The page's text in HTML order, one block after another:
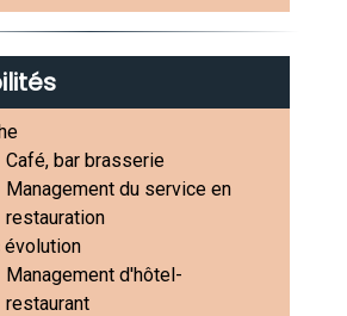
Café, bar brasserie
Management du service en
restauration
évolution
Management d'hôtel-
restaurant